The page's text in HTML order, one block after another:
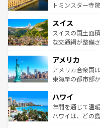
らに、パリ以外
れる地方に足を
きる
を参照してほし
してライン川沿
は、お酒好きな人に
ドイツ情報はコ
トミンスター寺
リアごとに異な
ティー、ビール
戦など、本場だ
ンツ一覧を参照
スイス
スイスの国土面
な交通網が整備
の建物がそのま
博物館もあり、
ことができる。
ば市内交通費無料で
着のスイス情報は
アメリカ
アメリカ合衆国
東海岸の都市部
のような巨大都
ンメントが詰ま
西部には大自然
ハワイ
年間を通じて温
ハワイは、どの